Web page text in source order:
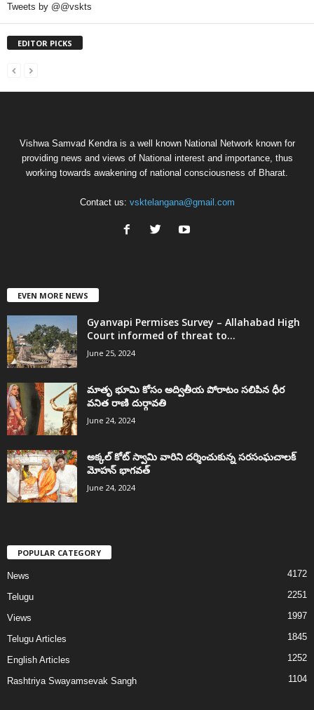
Tweets by @@vskts
EDITOR PICKS
Vishwa Samvad Kendra is a well known National Network known for
providing news and views of National interest and importance, thus
working towards awakening of national consciousness of Bharat.
Contact us: vsktelangana@gmail.com
EVEN MORE NEWS
Gyanvapi Permises Survey – Allahabad High
Court informed of threat to...
June 25, 2024
మాతృ భూమి కోసం అద్వితీయ పోరాటం సలిపిన ధీర
వనిత రాణి దుర్గావతి
June 24, 2024
అక్కల్‌ కోట్‌ స్వామి వారిని దర్శించుకున్న సరసంఘచాలక్
మోహన్ భాగవత్
June 24, 2024
POPULAR CATEGORY
News 4172
Telugu 2251
Views 1997
Telugu Articles 1845
English Articles 1252
Rashtriya Swayamsevak Sangh 1104